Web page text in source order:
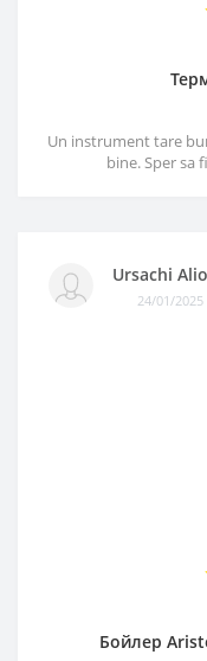
Un instrument tare
bine. Sper sa
Ursachi
24/01/2025
Бойлер